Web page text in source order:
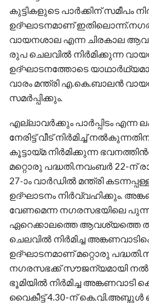
കുട്ടികളുടെ പാര്‍ക്കിന് സമീപം
ഉദ്ഘാടനമാണ്
വായനശാല എന്ന ചിരകാല
രുപ ചെലവില്‍ നിര്‍മിക്കുന്ന
ഉദ്ഘാടനത്തോടെ
വാരം മന്ത്രി എ.കെ.ബാലന്‍
സമര്‍പ്പിക്കും.
എല്ലാവര്‍ക്കും പാര്‍പ്പിടം
നേരിട്ട് വീട് നിര്‍മിച്ച്
കൂട്ടായ്മ നിര്‍മിക്കുന്ന
മറ്റൊരു പദ്ധതി.നവംബര്‍ 22-ന്
27-ാം വാര്‍ഡില്‍ മന്ത്രി
ഉദ്ഘാടനം നിര്‍വ്വഹിക്കും.
വേണമെന്ന നഗരസഭയിലെ
ഏറെക്കാലത്തെ ആവശ്യത്തെ
ചെലവില്‍ നിര്‍മിച്ച
ഉദ്ഘാടനമാണ് മറ്റൊരു
നഗരസഭക്ക് സൗജന്യമായി
ഭൂമിയില്‍ നിര്‍മിച്ച അങ്കണവാടി
വൈകീട്ട് 4.30-ന്